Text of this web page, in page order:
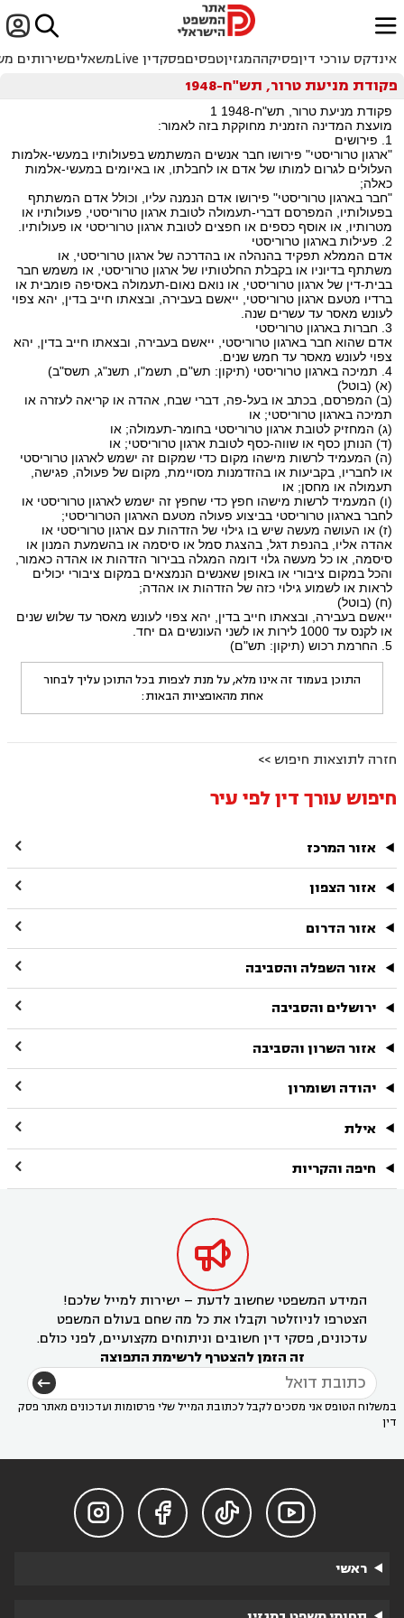

ﱐ
אינדקס עורכי דיןפסיקההמגזיןטפסיםפסקדין Live משאליםשירותים
פקודת מניעת טרור, תש"ח-1948
פקודת מניעת טרור, תש"ח-1948 1
מועצת המדינה הזמנית מחוקקת בזה לאמור:
1. פירושים
"ארגון טרוריסטי" פירושו חבר אנשים המשתמש בפעולותיו במעשי-אלמות
העלולים לגרום למותו של אדם או לחבלתו, או באיומים במעשי-אלמות
כאלה;
"חבר בארגון טרוריסטי" פירושו אדם הנמנה עליו, וכולל אדם המשתתף
בפעולותיו, המפרסם דברי-תעמולה לטובת ארגון טרוריסטי, פעולותיו או
מטרותיו, או אוסף כספים או חפצים לטובת ארגון טרוריסטי או פעולותיו.
2. פעילות בארגון טרוריסטי
אדם הממלא תפקיד בהנהלה או בהדרכה של ארגון טרוריסטי, או
משתתף בדיוניו או בקבלת החלטותיו של ארגון טרוריסטי, או משמש חבר
בבית-דין של ארגון טרוריסטי, או נואם נאום-תעמולה באסיפה פומבית או
ברדיו מטעם ארגון טרוריסטי, ייאשם בעבירה, ובצאתו חייב בדין, יהא צפוי
לעונש מאסר עד עשרים שנה.
3. חברות בארגון טרוריסטי
אדם שהוא חבר בארגון טרוריסטי, ייאשם בעבירה, ובצאתו חייב בדין, יהא
צפוי לעונש מאסר עד חמש שנים.
4. תמיכה בארגון טרוריסטי (תיקון: תש"ם, תשמ"ו, תשנ"ג, תשס"ב)
(א) (בוטל)
(ב) המפרסם, בכתב או בעל-פה, דברי שבח, אהדה או קריאה לעזרה או
תמיכה בארגון טרוריסטי; או
(ג) המחזיק לטובת ארגון טרוריסטי בחומר-תעמולה; או
(ד) הנותן כסף או שווה-כסף לטובת ארגון טרוריסטי; או
(ה) המעמיד לרשות מישהו מקום כדי שמקום זה ישמש לארגון טרוריסטי
או לחבריו, בקביעות או בהזדמנות מסויימת, מקום של פעולה, פגישה,
תעמולה או מחסן; או
(ו) המעמיד לרשות מישהו חפץ כדי שחפץ זה ישמש לארגון טרוריסטי או
לחבר בארגון טרוריסטי בביצוע פעולה מטעם הארגון הטרוריסטי;
(ז) או העושה מעשה שיש בו גילוי של הזדהות עם ארגון טרוריסטי או
אהדה אליו, בהנפת דגל, בהצגת סמל או סיסמה או בהשמעת המנון או
סיסמה, או כל מעשה גלוי דומה המגלה בבירור הזדהות או אהדה כאמור,
והכל במקום ציבורי או באופן שאנשים הנמצאים במקום ציבורי יכולים
לראות או לשמוע גילוי כזה של הזדהות או אהדה;
(ח) (בוטל)
ייאשם בעבירה, ובצאתו חייב בדין, יהא צפוי לעונש מאסר עד שלוש שנים
או לקנס עד 1000 לירות או לשני העונשים גם יחד.
5. החרמת רכוש (תיקון: תש"ם)
התוכן בעמוד זה אינו מלא, על מנת לצפות בכל התוכן עליך לבחור
אחת מהאופציות הבאות:
חזרה לתוצאות חיפוש >>
חיפוש עורך דין לפי עיר
אזור המרכז 
אזור הצפון 
אזור הדרום 
אזור השפלה והסביבה 
ירושלים והסביבה 
אזור השרון והסביבה 
יהודה ושומרון 
אילת 
חיפה והקריות 

המידע המשפטי שחשוב לדעת – ישירות למייל שלכם!
הצטרפו לניוזלטר וקבלו את כל מה שחם בעולם המשפט
עדכונים, פסקי דין חשובים וניתוחים מקצועיים, לפני כולם.
זה הזמן להצטרף לרשימת התפוצה
במשלוח הטופס אני מסכים לקבל לכתובת המייל שלי פרסומות ועדכונים מאתר פסק
דין




ראשי